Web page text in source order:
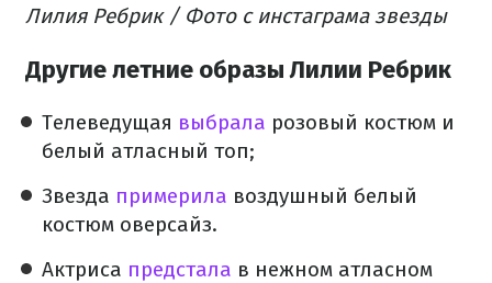
Лилия Ребрик / Фото с инстаграма звезды
Другие летние образы Лилии Ребрик
Телеведущая выбрала розовый костюм и
белый атласный топ;
Звезда примерила воздушный белый
костюм оверсайз.
Актриса предстала в нежном атласном